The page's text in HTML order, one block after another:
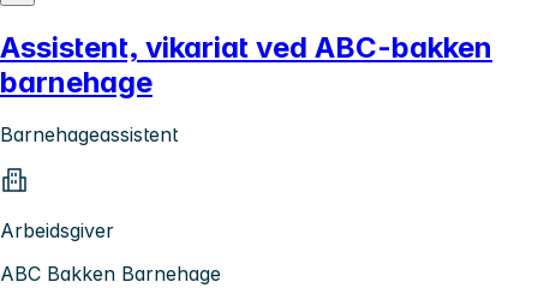
Assistent, vikariat ved ABC-bakken
barnehage
Barnehageassistent
Arbeidsgiver
ABC Bakken Barnehage